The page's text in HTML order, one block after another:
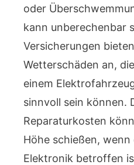
oder
kann unberechenbar
Versicherungen
Wetterschäden an,
einem
sinnvoll sein können.
Reparaturkosten
Höhe schießen,
Elektronik betroffen